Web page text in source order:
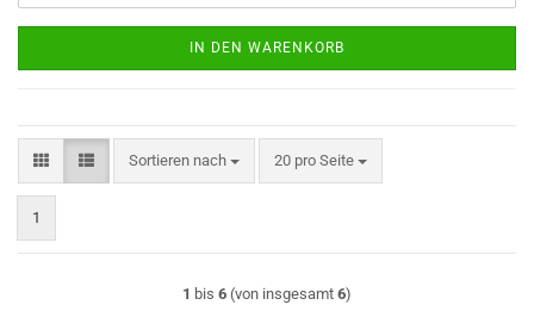
IN DEN WARENKORB
Sortieren nach
Sortieren nach 20 pro Seite
pro Seite
1
1 bis 6 (von insgesamt 6)